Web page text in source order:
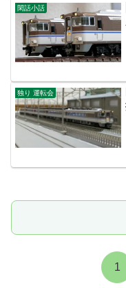
閑話小話
独り 運転会
1